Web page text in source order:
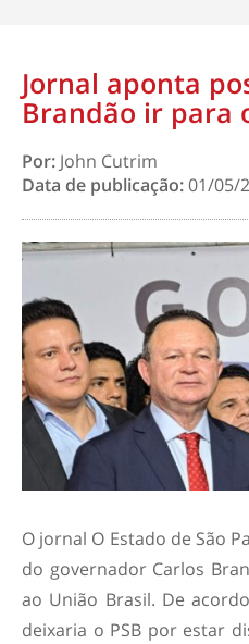
Jornal aponta
Brandão ir para
Por: John Cutrim
Data de publicação:01/05/
O jornal O Estado de São
do governador Carlos
ao União Brasil. De
deixaria o PSB por estar